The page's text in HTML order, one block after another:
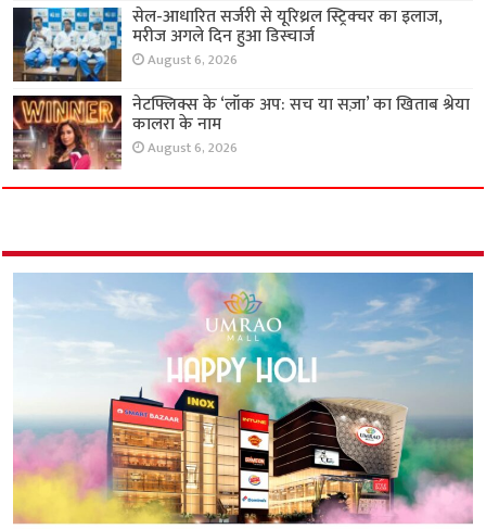
सेल-आधारित सर्जरी से यूरिथ्रल स्ट्रिक्चर का इलाज,
मरीज अगले दिन हुआ डिस्चार्ज
August 6, 2026
नेटफ्लिक्स के ‘लॉक अप: सच या सज़ा’ का खिताब श्रेया
कालरा के नाम
August 6, 2026